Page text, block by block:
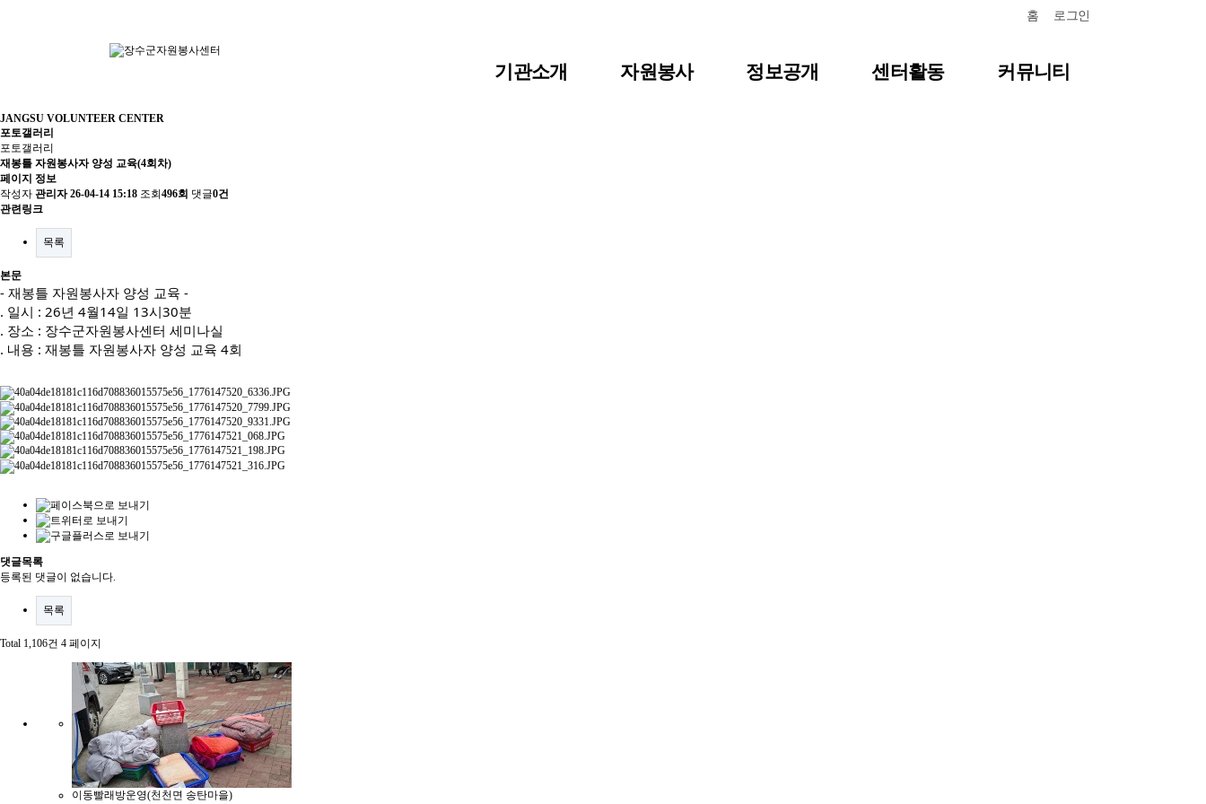
홈 로그인
기관소개 자원봉사 정보공개 센터활동 커뮤니티
JANGSU VOLUNTEER CENTER
포토갤러리
포토갤러리
재봉틀 자원봉사자 양성 교육(4회차)
페이지 정보
작성자 관리자 26-04-14 15:18 조회 496회 댓글0건
관련링크
목록
본문
- 재봉틀 자원봉사자 양성 교육 -
. 일시 : 26년 4월14일 13시30분
. 장소 : 장수군자원봉사센터 세미나실
. 내용 : 재봉틀 자원봉사자 양성 교육 4회
댓글목록
등록된 댓글이 없습니다.
목록
Total 1,106건 4 페이지
이동빨래방운영(천천면 송탄마을)